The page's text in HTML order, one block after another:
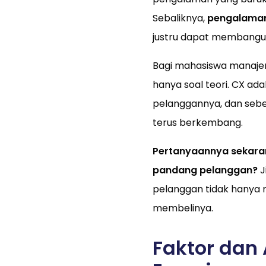
Sebaliknya,
justru dapat
Bagi mahasiswa
hanya soal teori. CX
pelanggannya, dan
terus berkembang.
Pertanyaannya
pandang pelanggan?
pelanggan tidak hanya
membelinya.
Faktor dan